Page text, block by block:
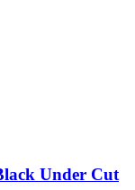
Under Cut